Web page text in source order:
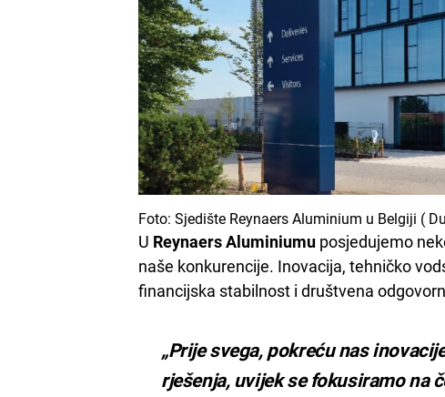
Foto: Sjedište Reynaers Aluminium u Belgiji (
U Reynaers Aluminiumu posjedujemo
naše konkurencije. Inovacija, tehničko
financijska stabilnost i društvena
„Prije svega, pokreću nas
rješenja, uvijek se fokusiramo na